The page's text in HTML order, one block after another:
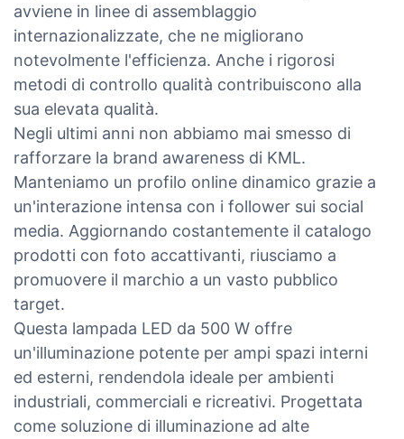
avviene in linee di assemblaggio
internazionalizzate, che ne migliorano
notevolmente l'efficienza. Anche i rigorosi
metodi di controllo qualità contribuiscono alla
sua elevata qualità.
Negli ultimi anni non abbiamo mai smesso di
rafforzare la brand awareness di KML.
Manteniamo un profilo online dinamico grazie a
un'interazione intensa con i follower sui social
media. Aggiornando costantemente il catalogo
prodotti con foto accattivanti, riusciamo a
promuovere il marchio a un vasto pubblico
target.
Questa lampada LED da 500 W offre
un'illuminazione potente per ampi spazi interni
ed esterni, rendendola ideale per ambienti
industriali, commerciali e ricreativi. Progettata
come soluzione di illuminazione ad alte